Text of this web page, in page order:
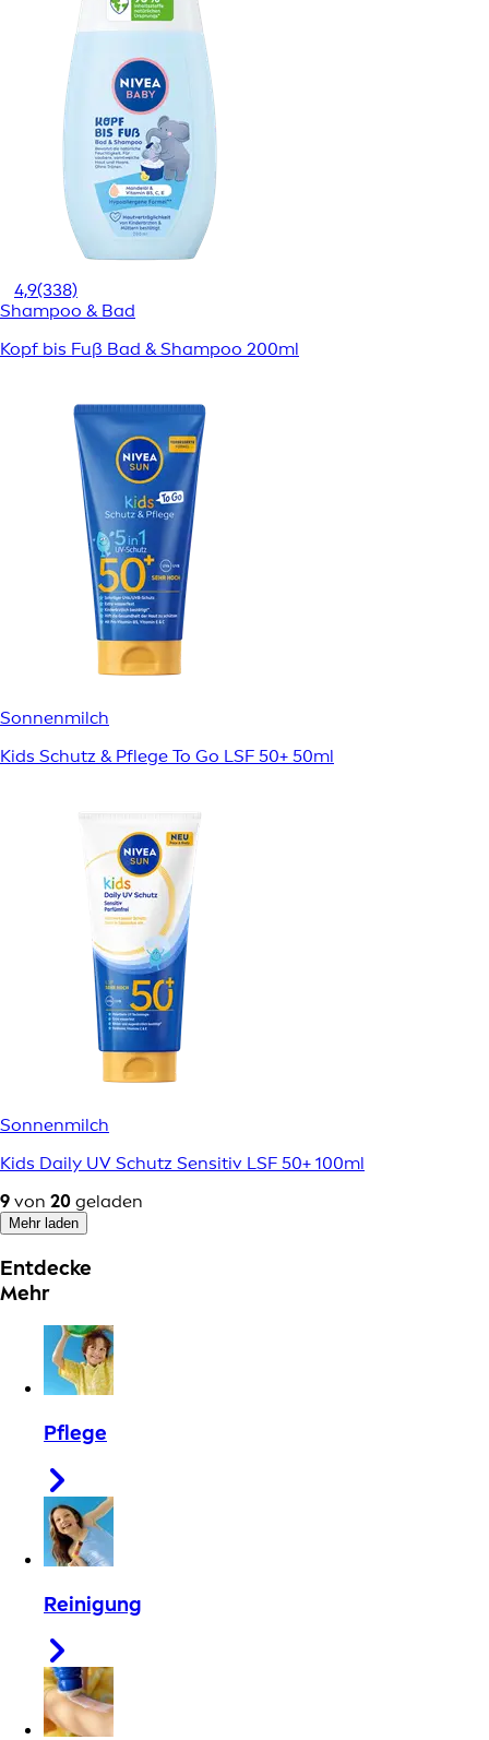
4,9(338)
Shampoo & Bad
Kopf bis Fuß Bad & Shampoo 200ml
Sonnenmilch
Kids Schutz & Pflege To Go LSF 50+ 50ml
Sonnenmilch
Kids Daily UV Schutz Sensitiv LSF 50+ 100ml
9 von 20 geladen
Mehr laden
Entdecke
Mehr
Pflege
Reinigung